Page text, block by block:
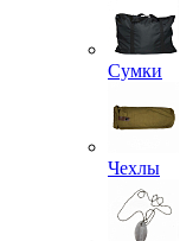
Сумки
Чехлы